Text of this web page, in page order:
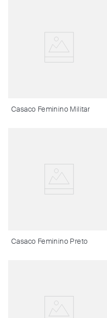
Casaco Feminino Militar
Casaco Feminino Preto